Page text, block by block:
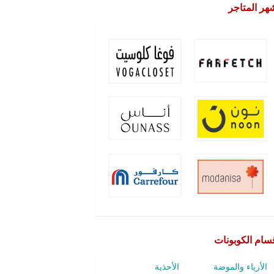
المتاجر
الكوبونات
الأزياء والموضة الأحذية